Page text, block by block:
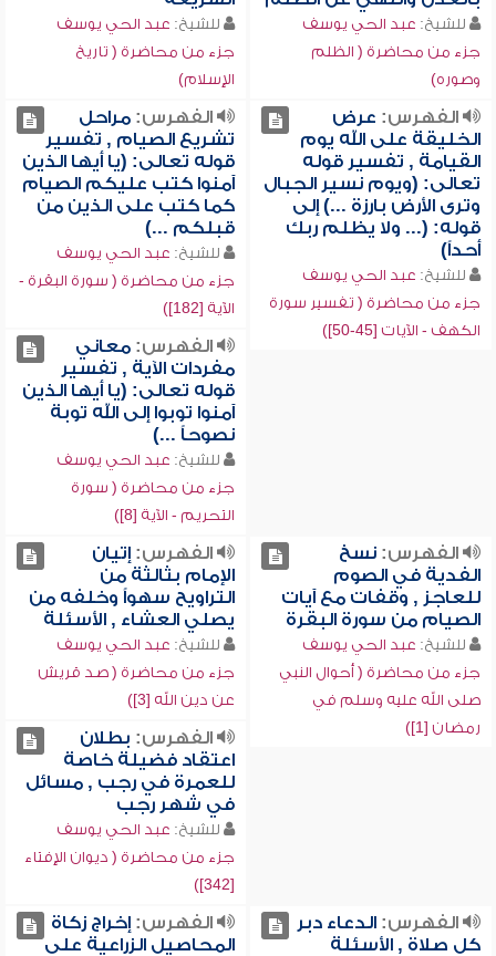
للشيخ: عبد الحي يوسف
جزء من محاضرة ( الظلم
وصوره)
للشيخ: عبد الحي يوسف
جزء من محاضرة ( تاريخ
الإسلام)
الفهرس: عرض
الخليقة على الله يوم
القيامة , تفسير قوله
تعالى: (ويوم نسير الجبال
وترى الأرض بارزة ...) إلى
قوله: (... ولا يظلم ربك
أحداً)
للشيخ: عبد الحي يوسف
جزء من محاضرة ( تفسير سورة
الكهف - الآيات [45-50])
الفهرس:مراحل
تشريع الصيام , تفسير
قوله تعالى: (يا أيها الذين
آمنوا كتب عليكم الصيام
كما كتب على الذين من
قبلكم ...)
للشيخ: عبد الحي يوسف
جزء من محاضرة ( سورة البقرة -
الآية [182])
الفهرس:معاني
مفردات الآية , تفسير
قوله تعالى: (يا أيها الذين
آمنوا توبوا إلى الله توبة
نصوحاً ...)
للشيخ: عبد الحي يوسف
جزء من محاضرة ( سورة
التحريم - الآية [8])
الفهرس:نسخ
الفدية في الصوم
للعاجز , وقفات مع آيات
الصيام من سورة البقرة
للشيخ: عبد الحي يوسف
جزء من محاضرة ( أحوال النبي
صلى الله عليه وسلم في
رمضان [1])
الفهرس:إتيان
الإمام بثالثة من
التراويح سهواً وخلفه من
يصلي العشاء , الأسئلة
للشيخ: عبد الحي يوسف
جزء من محاضرة ( صد قريش
عن دين الله [3])
الفهرس: بطلان
اعتقاد فضيلة خاصة
للعمرة في رجب , مسائل
في شهر رجب
للشيخ: عبد الحي يوسف
جزء من محاضرة ( ديوان الإفتاء
[342])
الفهرس:الدعاء دبر
كل صلاة , الأسئلة
الفهرس:إخراج زكاة
المحاصيل الزراعية على